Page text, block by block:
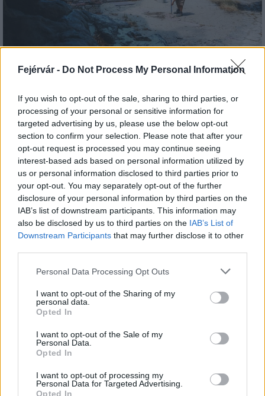
Fejérvár - Do Not Process My Personal Information
If you wish to opt-out of the sale, sharing to third parties, or
processing of your personal or sensitive information for
targeted advertising by us, please use the below opt-out
section to confirm your selection. Please note that after your
opt-out request is processed you may continue seeing
interest-based ads based on personal information utilized by
us or personal information disclosed to third parties prior to
your opt-out. You may separately opt-out of the further
disclosure of your personal information by third parties on the
IAB’s list of downstream participants. This information may
also be disclosed by us to third parties on the IAB’s List of
Downstream Participants that may further disclose it to other
Please note that this website/app uses one or more Google
not limited to your visit or usage behaviour. You may click to
grant or deny consent to Google and its third-party tags to
use your data for below specified purposes in below Google
consent section.
Personal Data Processing Opt Outs
I want to opt-out of the Sharing of my
personal data.
Opted In
I want to opt-out of the Sale of my
Personal Data.
Opted In
I want to opt-out of processing my
Personal Data for Targeted Advertising.
Opted In
Tata műemlékfelújítás műemlék restaurálás
megújul a tatai Angolkert
A projekt részeként megújulnak a területen található
műemlékek, köztük a különleges Műromok, valamint a közeli
Várkanyarban álló Nepomuki Szent János híd és szobor is.
M1 bővítés: már zajlik a teljesen új
Bicske Kelet csomópont építése
Új gyalogosátkelők és jelzőlámpás
Másfélszeresére bővítik
Flórián téri felüljárón